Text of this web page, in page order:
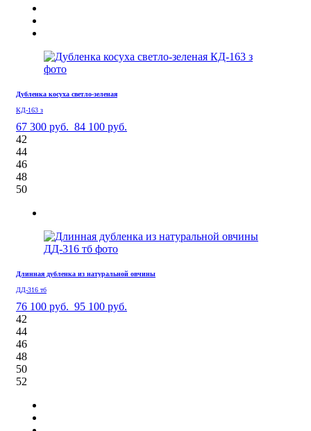
Дубленка косуха светло-зеленая
КД-163 з
67 300 руб. 84 100 руб.
42
44
46
48
50
Длинная дубленка из натуральной овчины
ДД-316 тб
76 100 руб. 95 100 руб.
42
44
46
48
50
52